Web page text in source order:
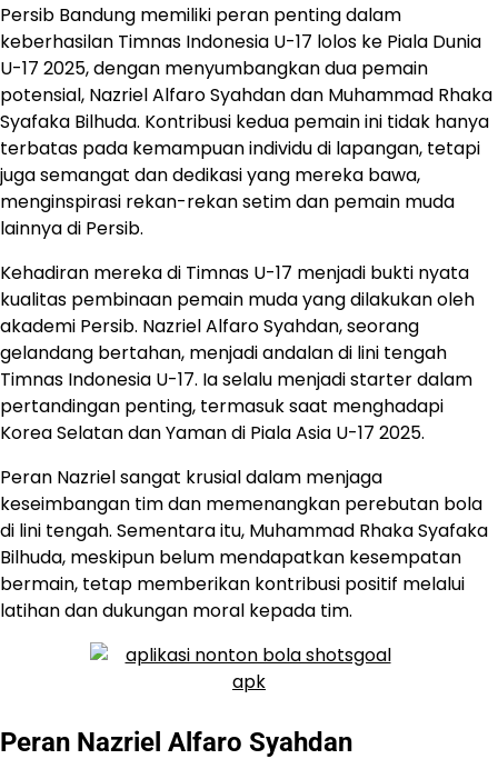
Persib Bandung memiliki peran penting dalam
keberhasilan Timnas Indonesia U-17 lolos ke Piala Dunia
U-17 2025, dengan menyumbangkan dua pemain
potensial, Nazriel Alfaro Syahdan dan Muhammad Rhaka
Syafaka Bilhuda. Kontribusi kedua pemain ini tidak hanya
terbatas pada kemampuan individu di lapangan, tetapi
juga semangat dan dedikasi yang mereka bawa,
menginspirasi rekan-rekan setim dan pemain muda
lainnya di Persib.
Kehadiran mereka di Timnas U-17 menjadi bukti nyata
kualitas pembinaan pemain muda yang dilakukan oleh
akademi Persib. Nazriel Alfaro Syahdan, seorang
gelandang bertahan, menjadi andalan di lini tengah
Timnas Indonesia U-17. Ia selalu menjadi starter dalam
pertandingan penting, termasuk saat menghadapi
Korea Selatan dan Yaman di Piala Asia U-17 2025.
Peran Nazriel sangat krusial dalam menjaga
keseimbangan tim dan memenangkan perebutan bola
di lini tengah. Sementara itu, Muhammad Rhaka Syafaka
Bilhuda, meskipun belum mendapatkan kesempatan
bermain, tetap memberikan kontribusi positif melalui
latihan dan dukungan moral kepada tim.
Peran Nazriel Alfaro Syahdan